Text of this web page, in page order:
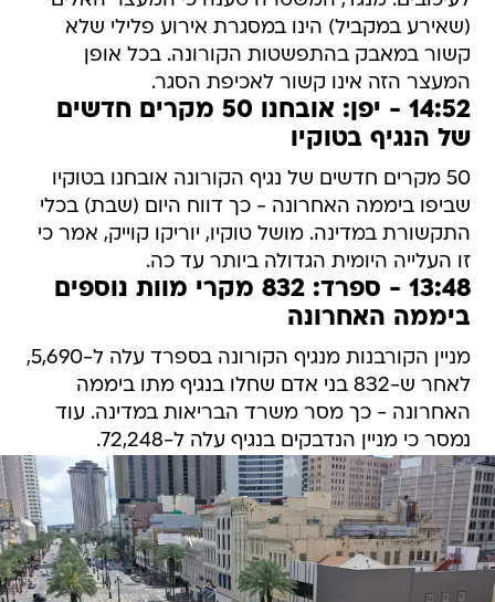
(שאירע במקביל) הינו במסגרת אירוע פלילי שלא
קשור במאבק בהתפשטות הקורונה. בכל אופן
המעצר הזה אינו קשור לאכיפת הסגר.
14:52 - יפן: אובחנו 50 מקרים חדשים
של הנגיף בטוקיו
50 מקרים חדשים של נגיף הקורונה אובחנו בטוקיו
שביפו ביממה האחרונה - כך דווח היום (שבת) בכלי
התקשורת במדינה. מושל טוקיו, יוריקו קוייק, אמר כי
זו העלייה היומית הגדולה ביותר עד כה.
13:48 - ספרד: 832 מקרי מוות נוספים
ביממה האחרונה
מניין הקורבנות מנגיף הקורונה בספרד עלה ל-5,690,
לאחר ש-832 בני אדם שחלו בנגיף מתו ביממה
האחרונה - כך מסר משרד הבריאות במדינה. עוד
נמסר כי מניין הנדבקים בנגיף עלה ל-72,248.